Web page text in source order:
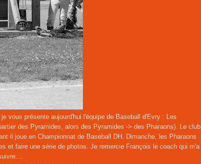
vous présente aujourd'hui l'équipe de Baseball d'Evry : Les
des Pyramides, alors des Pyramides -> des Pharaons). Le club
il joue en Championnat de Baseball DH. Dimanche, les Pharaons
et faire une série de photos. Je remercie François le coach qui m'a